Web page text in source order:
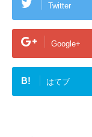
Twitter
Google+
B! はてブ